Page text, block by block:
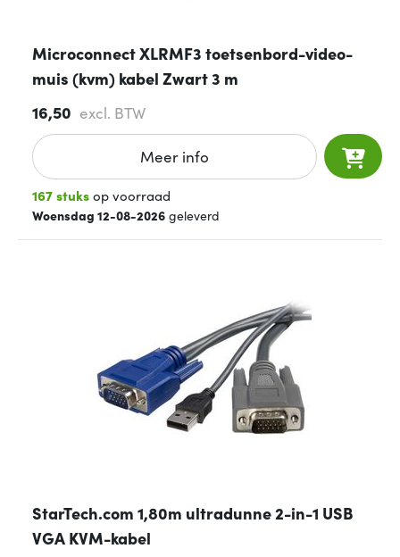
Microconnect XLRMF3 toetsenbord-video-
muis (kvm) kabel Zwart 3 m
16,50 excl. BTW
Meer info
167 stuksop voorraad
Woensdag 12-08-2026 geleverd
StarTech.com 1,80m ultradunne 2-in-1 USB
VGA KVM-kabel